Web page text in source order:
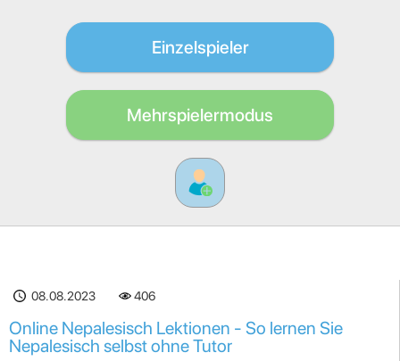
Einzelspieler
Mehrspielermodus
08.08.2023 406
Online Nepalesisch Lektionen - So lernen Sie
Nepalesisch selbst ohne Tutor